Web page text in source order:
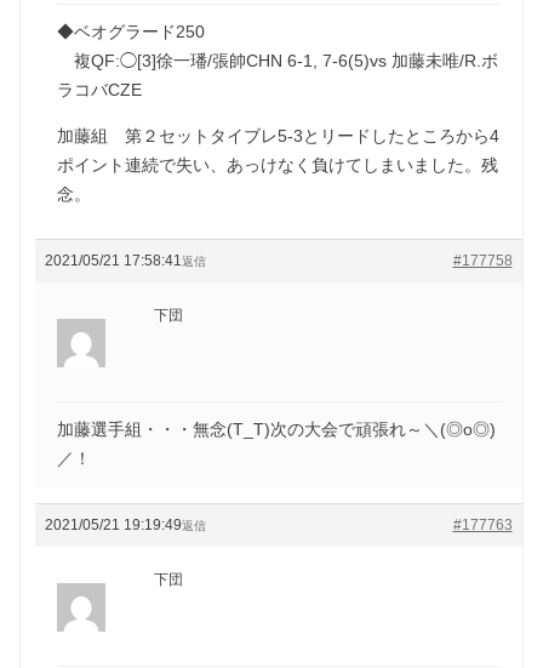
◆ベオグラード250
複QF:◯[3]徐一璠/張帥CHN 6-1, 7-6(5)vs 加藤未唯/R.ボ
ラコバCZE
加藤組 第２セットタイブレ5-3とリードしたところから4
ポイント連続で失い、あっけなく負けてしまいました。残
念。
2021/05/21 17:58:41 #177758
返信
下団
加藤選手組・・・無念(T_T)次の大会で頑張れ～＼(◎o◎)
／！
2021/05/21 19:19:49 #177763
返信
下団